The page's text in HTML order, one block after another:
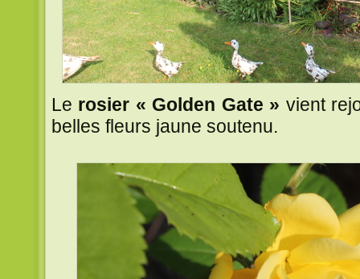
Le rosier « Golden Gate » vient
belles fleurs jaune soutenu.